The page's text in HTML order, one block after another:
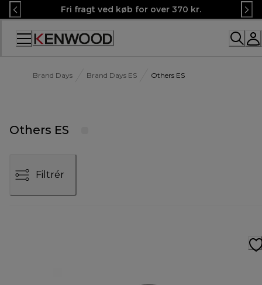
Skip
to
Content
Fri fragt ved køb for over 370 kr.
Brand Days Brand Days ES Others ES
Others ES
Filtrér